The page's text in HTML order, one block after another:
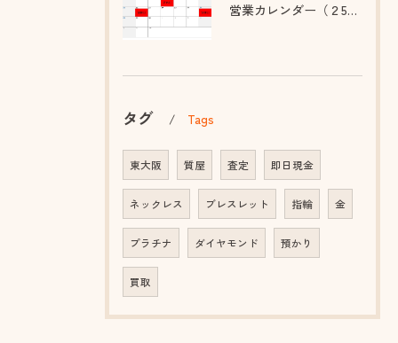
営業カレンダー（２5年９~１１月）
タグ Tags
東大阪 質屋 査定 即日現金
ネックレス ブレスレット 指輪 金
プラチナ ダイヤモンド 預かり
買取